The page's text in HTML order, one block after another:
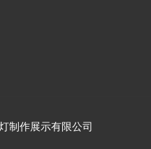
制作展示有限公司